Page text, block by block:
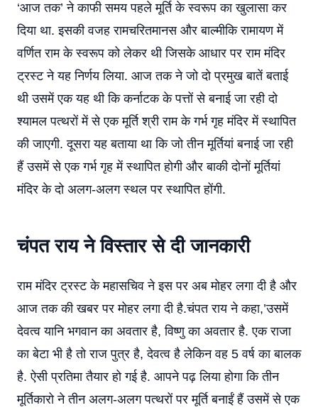
‘आज तक’ ने काफी समय पहले मूर्ति के स्वरूप का खुलासा कर
दिया था. इसकी वजह रामचरितमानस और बाल्मीकि रामायण में
वर्णित राम के स्वरूप को लेकर थी जिसके आधार पर राम मंदिर
ट्रस्ट ने यह निर्णय लिया. आज तक ने जो दो प्रमुख बातें बताई
थी उसमें एक यह थी कि कर्नाटक के पत्तों से बनाई जा रही दो
श्यामल पत्थरों में से एक मूर्ति श्री राम के गर्भ गृह मंदिर में स्थापित
की जाएगी. दूसरा यह बताया था कि जो तीन मूर्तियां बनाई जा रही
हैं उसमें से एक गर्भ गृह में स्थापित होगी और बाकी दोनों मूर्तियां
मंदिर के दो अलग-अलग स्थल पर स्थापित होंगी.
चंपत राय ने विस्तार से दी जानकारी
राम मंदिर ट्रस्ट के महासचिव ने इस पर अब मोहर लगा दी है और
आज तक की खबर पर मोहर लगा दी है.चंपत राय ने कहा,’उसमें
देवत्व यानि भगवान का अवतार है, विष्णु का अवतार है. एक राजा
का बेटा भी है तो राज पुत्र है, देवत्व है लेकिन वह 5 वर्ष का बालक
है. ऐसी प्रतिमा तैयार हो गई है. आपने पढ़ लिया होगा कि तीन
मूर्तिकारो ने तीन अलग-अलग पत्थरों पर मूर्ति बनाईं हैं उसमें से एक